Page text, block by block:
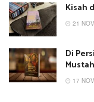
Kisah
21
Di
17